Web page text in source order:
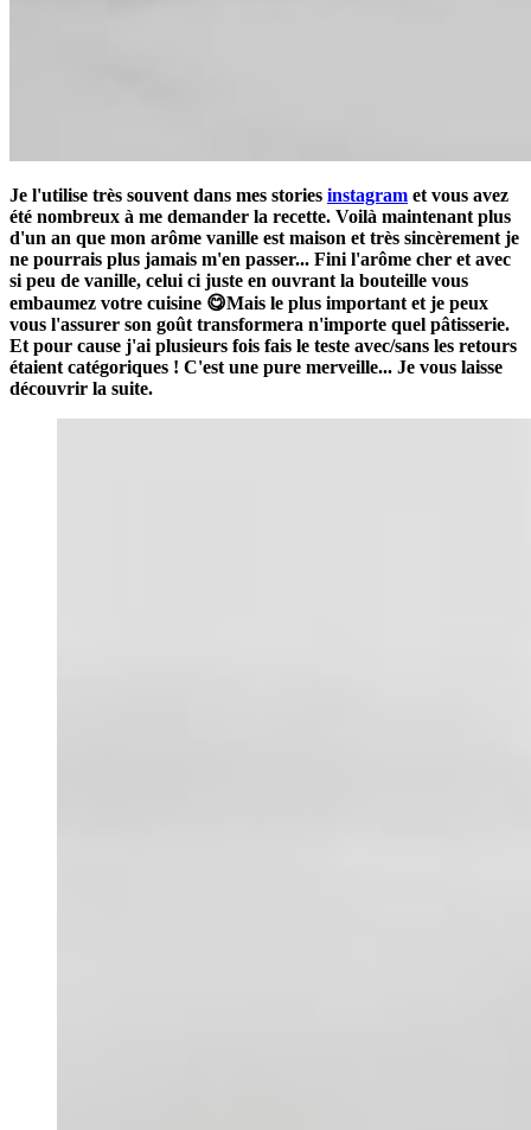
Je l'utilise très souvent dans mes stories instagram et vous avez
été nombreux à me demander la recette. Voilà maintenant plus
d'un an que mon arôme vanille est maison et très sincèrement je
ne pourrais plus jamais m'en passer... Fini l'arôme cher et avec
si peu de vanille, celui ci juste en ouvrant la bouteille vous
embaumez votre cuisine 😋Mais le plus important et je peux
vous l'assurer son goût transformera n'importe quel pâtisserie.
Et pour cause j'ai plusieurs fois fais le teste avec/sans les retours
étaient catégoriques ! C'est une pure merveille... Je vous laisse
découvrir la suite.